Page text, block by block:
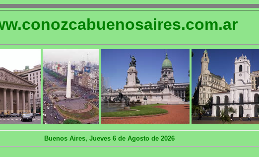
Buenos Aires, Jueves 6 de Agosto de 2026